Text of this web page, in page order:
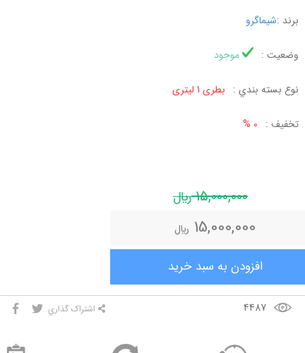
برند :شیماگرو
وضعيت : موجود
نوع بسته بندي : بطری 1 لیتری
تخفيف : 0 %
15,000,000 ريال
15,000,000 ريال
افزودن به سبد خريد
4487 اشتراک گذاري